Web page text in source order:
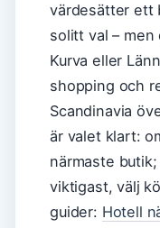
värdesätter ett
solitt val – men
Kurva eller
shopping och
Scandinavia
är valet klart:
närmaste
viktigast, välj
guider: Hotell